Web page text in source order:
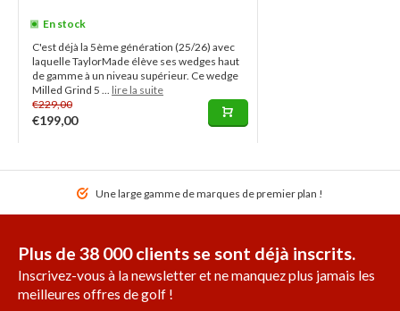
En stock
C'est déjà la 5ème génération (25/26) avec
laquelle TaylorMade élève ses wedges haut
de gamme à un niveau supérieur. Ce wedge
Milled Grind 5 ... lire la suite
€229,00
€199,00
Une large gamme de marques de premier plan !
Plus de 38 000 clients se sont déjà inscrits.
Inscrivez-vous à la newsletter et ne manquez plus jamais les
meilleures offres de golf !